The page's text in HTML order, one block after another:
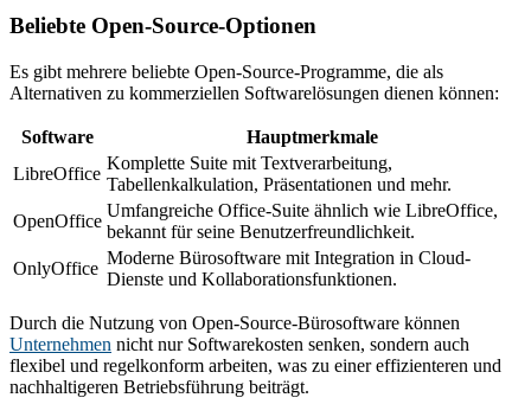
Beliebte Open-Source-Optionen
Es gibt mehrere beliebte Open-Source-Programme, die als
Alternativen zu kommerziellen Softwarelösungen dienen können:
Software
Hauptmerkmale
LibreOffice
Komplette Suite mit Textverarbeitung,
Tabellenkalkulation, Präsentationen und mehr.
OpenOffice
Umfangreiche Office-Suite ähnlich wie LibreOffice,
bekannt für seine Benutzerfreundlichkeit.
OnlyOffice
Moderne Bürosoftware mit Integration in Cloud-
Dienste und Kollaborationsfunktionen.
Durch die Nutzung von Open-Source-Bürosoftware können
Unternehmen nicht nur Softwarekosten senken, sondern auch
flexibel und regelkonform arbeiten, was zu einer effizienteren und
nachhaltigeren Betriebsführung beiträgt.